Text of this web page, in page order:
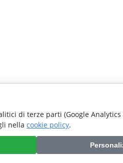
di terze parti (Google
nella cookie policy.